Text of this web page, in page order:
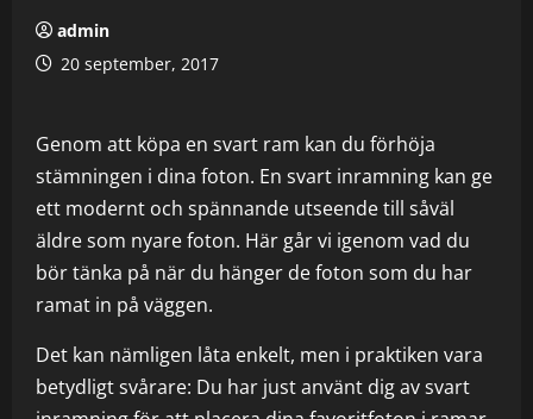
admin
20 september, 2017
Genom att köpa en svart ram kan du förhöja
stämningen i dina foton. En svart inramning kan ge
ett modernt och spännande utseende till såväl
äldre som nyare foton. Här går vi igenom vad du
bör tänka på när du hänger de foton som du har
ramat in på väggen.
Det kan nämligen låta enkelt, men i praktiken vara
betydligt svårare: Du har just använt dig av svart